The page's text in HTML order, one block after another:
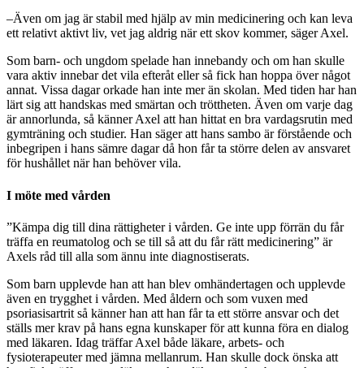
–Även om jag är stabil med hjälp av min medicinering och kan leva
ett relativt aktivt liv, vet jag aldrig när ett skov kommer, säger Axel.
Som barn- och ungdom spelade han innebandy och om han skulle
vara aktiv innebar det vila efteråt eller så fick han hoppa över något
annat. Vissa dagar orkade han inte mer än skolan. Med tiden har han
lärt sig att handskas med smärtan och tröttheten. Även om varje dag
är annorlunda, så känner Axel att han hittat en bra vardagsrutin med
gymträning och studier. Han säger att hans sambo är förstående och
inbegripen i hans sämre dagar då hon får ta större delen av ansvaret
för hushållet när han behöver vila.
I möte med vården
”Kämpa dig till dina rättigheter i vården. Ge inte upp förrän du får
träffa en reumatolog och se till så att du får rätt medicinering” är
Axels råd till alla som ännu inte diagnostiserats.
Som barn upplevde han att han blev omhändertagen och upplevde
även en trygghet i vården. Med åldern och som vuxen med
psoriasisartrit så känner han att han får ta ett större ansvar och det
ställs mer krav på hans egna kunskaper för att kunna föra en dialog
med läkaren. Idag träffar Axel både läkare, arbets- och
fysioterapeuter med jämna mellanrum. Han skulle dock önska att